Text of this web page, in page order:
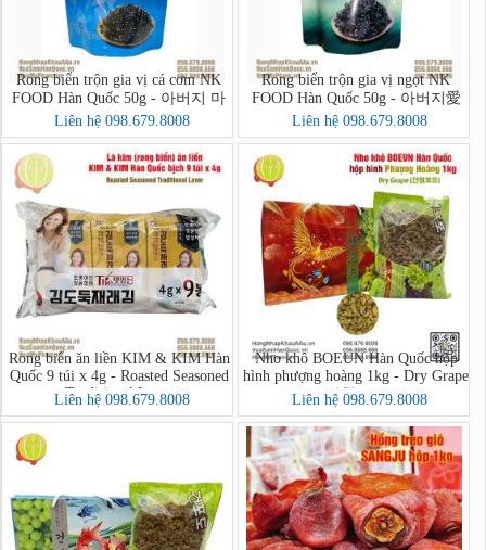
Rong biển trộn gia vị cá cơm NK
FOOD Hàn Quốc 50g - 아버지 마
음을 담아 멸치새우 돌김자반볶음
Liên hệ 098.679.8008
Rong biển trộn gia vị ngọt NK
FOOD Hàn Quốc 50g - 아버지愛
마음을 담아 돌김자반볶음
Liên hệ 098.679.8008
Rong biển ăn liền KIM & KIM Hàn
Quốc 9 túi x 4g - Roasted Seasoned
Traditional Laver
Liên hệ 098.679.8008
Nho khô BOEUN Hàn Quốc hộp
hình phượng hoàng 1kg - Dry Grape
(건청포도)
Liên hệ 098.679.8008